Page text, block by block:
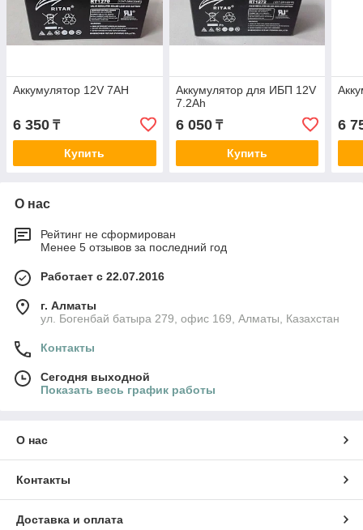
Аккумулятор 12V 7AH
6 350 ₸
Купить
Аккумулятор для ИБП 12V
7.2Ah
6 050₸
Купить
6
О нас
Рейтинг не сформирован
Менее 5 отзывов за последний год
Работает с 22.07.2016
г. Алматы
ул. Богенбай батыра 279, офис 169, Алматы, Казахстан
Контакты
Сегодня выходной
Показать весь график работы
О нас
Контакты
Доставка и оплата